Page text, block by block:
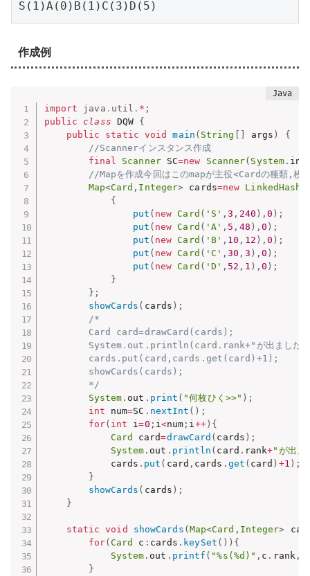
S(1)A(0)B(1)C(3)D(5)
作成例
import java . util . * ;
public
class DQW {
public
static void main ( String args )
{
//Scannerインスタンス作成
final
Scanner SC=new Scanner( System . in
//Mapを作成今回はこのmapが主役<Cardの種類,枚
Map<Card , Integer> cards=new
{
put ( new Card ( 'S' ,3 , 240 ) ,0 ) ;
put ( new Card ( 'A' , 5 , 48 ) , 0 ) ;
put ( new Card ( 'B' , 10 , 12 ) ,0 ) ;
put ( new Card ( 'C' ,30 , 3 ) , 0 ) ;
put ( new Card ( 'D' , 52 , 1 ) , 0 ) ;
}
} ;
showCards ( cards ) ;
/*
		*/
System . out . print ( "何枚ひく>>" ) ;
int num=SC . nextInt ( ) ;
for( int i=0 ; i<num ; i++) {
Card
card=drawCard ( cards ) ;
System . out . println ( card . rank+"が出
			cards
. put ( card , cards . get ( card ) +1 ) ;
}
showCards ( cards ) ;
}
static void showCards ( Map<Card , Integer>
for( Card c : cards . keySet ( ) ) {
System . out . printf ( "%s(%d)" , c . rank,
}